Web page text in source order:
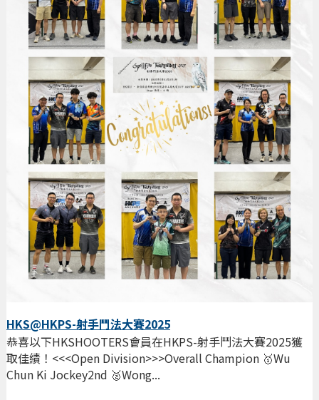
HKS@HKPS-射手鬥法大賽2025
恭喜以下HKSHOOTERS會員在HKPS-射手鬥法大賽2025獲
取佳績！<<<Open Division>>>Overall Champion 🥇Wu
Chun Ki Jockey2nd 🥈Wong...